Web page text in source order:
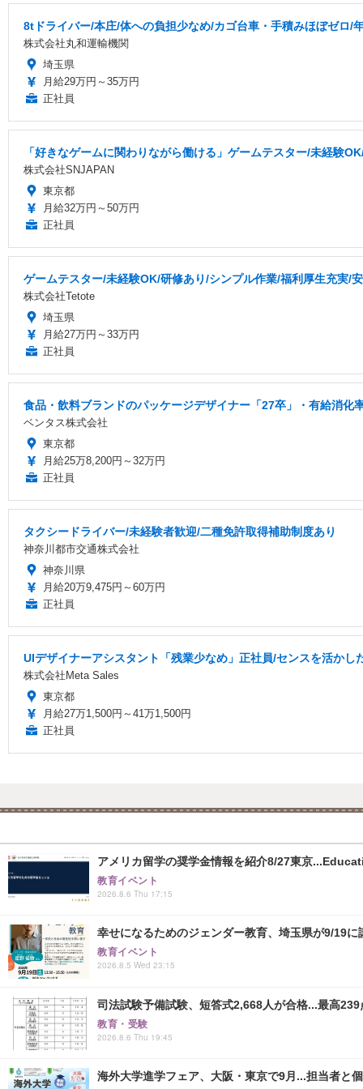
8tドライバー/本庄/体への負担少なめ/カゴ台車・手積みほぼゼロ/
株式会社丸和運輸機関
埼玉県
月給29万円～35万円
正社員
「好きなゲームに関わりながら働ける」ゲームテスター/未経験
株式会社SNJAPAN
東京都
月給32万円～50万円
正社員
ゲームテスター/未経験OK/研修あり/シンプル作業/福利厚生充実/
株式会社Tetote
埼玉県
月給27万円～33万円
正社員
食品・飲料ブランドのパッケージデザイナー「27卒」・有給消
ベンタス株式会社
東京都
月給25万8,200円～32万円
正社員
タクシードライバー/未経験者歓迎/二種免許取得補助制度あり
神奈川都市交通株式会社
神奈川県
月給20万9,475円～60万円
正社員
UIデザイナーアシスタント「残業少なめ」正社員/センスを活か
株式会社Meta Sales
東京都
月給27万1,500円～41万1,500円
正社員
アメリカ留学の奨学金情報を紹介8/27東京
教育イベント
2026.8.6 Thu 17:15
幸せになるためのジェンダー教育、埼玉県が9/19に
教育イベント
2026.8.5 Wed 23:15
司法試験予備試験、短答式2,668人が合格...最高239
教育・受験
2026.8.6 Thu 19:45
海外大学進学フェア、大阪・東京で9月...担当者と